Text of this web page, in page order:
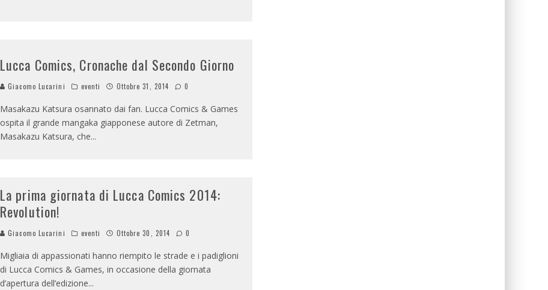
Lucca Comics, Cronache dal Secondo Giorno
Giacomo Lucarini eventi Ottobre 31, 2014 0
Masakazu Katsura osannato dai fan. Lucca Comics & Games
ospita il grande mangaka giapponese autore di Zetman,
Masakazu Katsura, che...
La prima giornata di Lucca Comics 2014:
Revolution!
Giacomo Lucarini eventi Ottobre 30, 2014 0
Migliaia di appassionati hanno riempito le strade e i padiglioni
di Lucca Comics & Games, in occasione della giornata
d’apertura dell’edizione...